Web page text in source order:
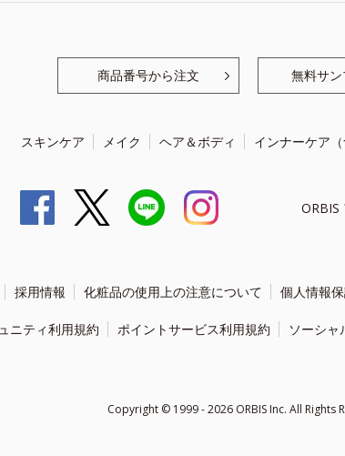
商品番号から注文 無料サ
スキンケア メイク ヘア＆ボディ インナーケア（
ORBIS
採用情報 化粧品の使用上の注意について 個人情報
ニティ利用規約 ポイントサービス利用規約 ソーシャ
Copyright © 1999 - 2026 ORBIS Inc. All Rights